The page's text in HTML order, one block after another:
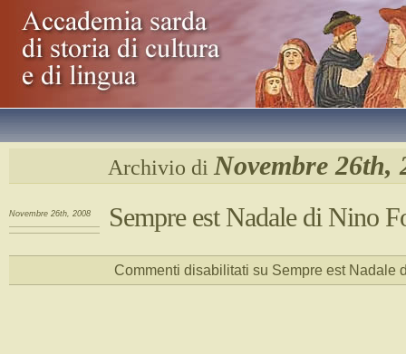
Archivio di Novembre 26th,
Novembre 26th, 2008 Sempre est Nadale di Nino
Commenti disabilitati su Sempre est Nadale